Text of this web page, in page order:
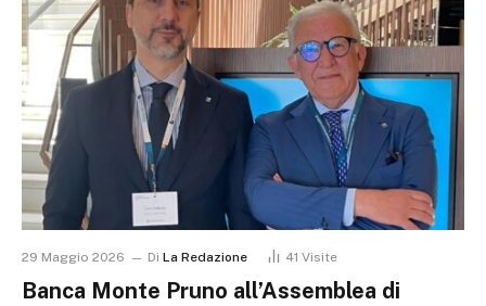
29 Maggio 2026 Di La Redazione 41 Visite
Banca Monte Pruno all’Assemblea di